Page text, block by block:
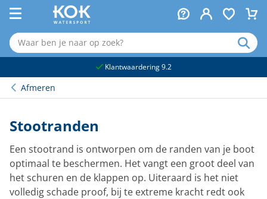
Klantwaardering 9.2
Afmeren
Stootranden
Een stootrand is ontworpen om de randen van je boot
optimaal te beschermen. Het vangt een groot deel van
het schuren en de klappen op. Uiteraard is het niet
volledig schade proof, bij te extreme kracht redt ook